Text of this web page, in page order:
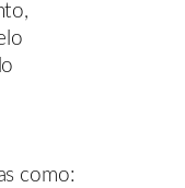
como: